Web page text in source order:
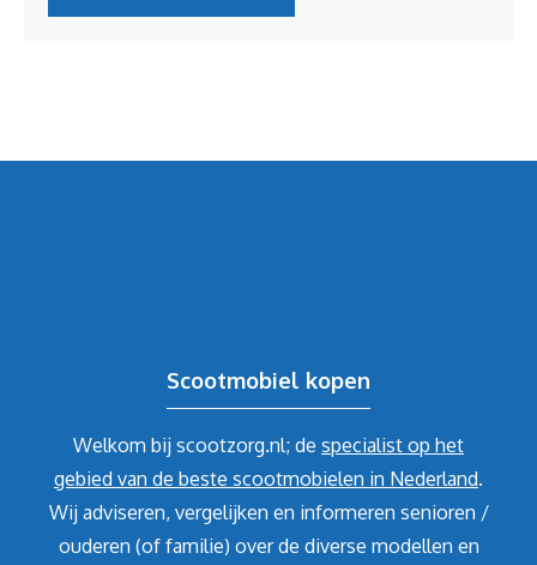
Scootmobiel kopen
Welkom bij scootzorg.nl; de specialist op het
gebied van de beste scootmobielen in Nederland.
Wij adviseren, vergelijken en informeren senioren /
ouderen (of familie) over de diverse modellen en